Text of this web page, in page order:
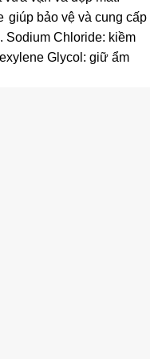
giúp bảo vệ và cung cấp
Sodium Chloride: kiềm
Glycol: giữ ẩm